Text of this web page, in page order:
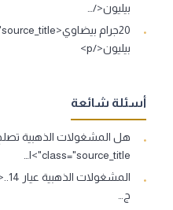
بيليون</…
بيليون</p>
أسئلة شائعة
class="source_title">ا…
ج…